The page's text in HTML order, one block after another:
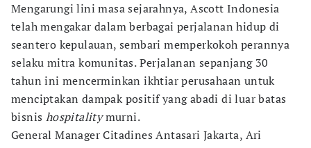
Mengarungi lini masa sejarahnya, Ascott Indonesia
telah mengakar dalam berbagai perjalanan hidup di
seantero kepulauan, sembari memperkokoh perannya
selaku mitra komunitas. Perjalanan sepanjang 30
tahun ini mencerminkan ikhtiar perusahaan untuk
menciptakan dampak positif yang abadi di luar batas
bisnis hospitalitymurni.
General Manager Citadines Antasari Jakarta, Ari